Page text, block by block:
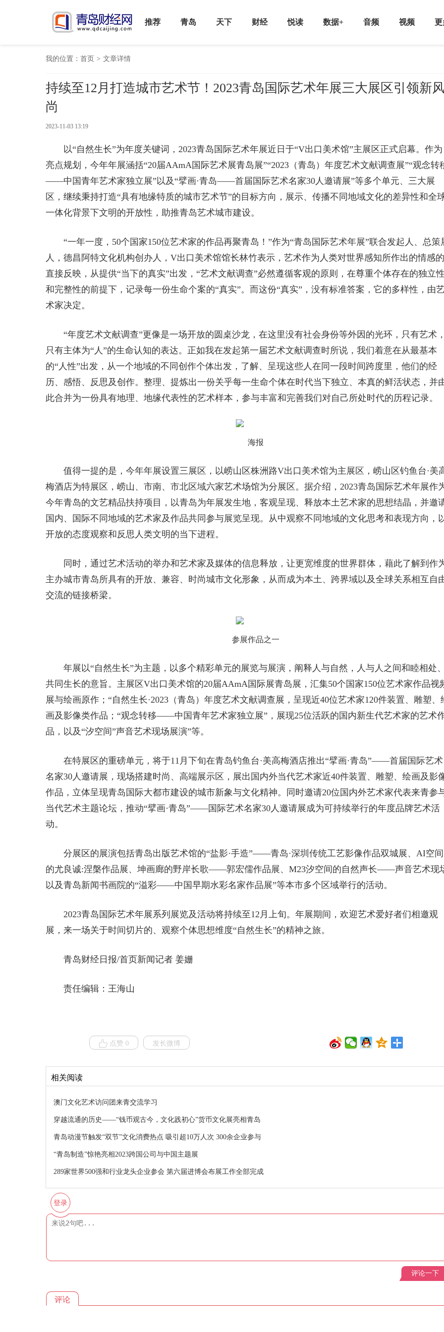
推荐 青岛 天下 财经 悦读 数据+ 音频 视频 更
我的位置： 首页 > 文章详情
持续至12月打造城市艺术节！2023青岛国际艺术年展三大展区引领新风
尚
2023-11-03 13:19
以“自然生长”为年度关键词，2023青岛国际艺术年展近日于“V出口美术馆”主展区正式启幕。作为
亮点规划，今年年展涵括“20届AAmA国际艺术展青岛展”“2023（青岛）年度艺术文献调查展”“观念转
——中国青年艺术家独立展”以及“擘画·青岛——首届国际艺术名家30人邀请展”等多个单元、三大展
区，继续秉持打造“具有地缘特质的城市艺术节”的目标方向，展示、传播不同地域文化的差异性和全
一体化背景下文明的开放性，助推青岛艺术城市建设。
“一年一度，50个国家150位艺术家的作品再聚青岛！”作为“青岛国际艺术年展”联合发起人、总策
人，德昌阿特文化机构创办人，V出口美术馆馆长林竹表示，艺术作为人类对世界感知所作出的情感的
直接反映，从提供“当下的真实”出发，“艺术文献调查”必然遵循客观的原则，在尊重个体存在的独立性
和完整性的前提下，记录每一份生命个案的“真实”。而这份“真实”，没有标准答案，它的多样性，由
术家决定。
“年度艺术文献调查”更像是一场开放的圆桌沙龙，在这里没有社会身份等外因的光环，只有艺术，
只有主体为“人”的生命认知的表达。正如我在发起第一届艺术文献调查时所说，我们着意在从最基本
的“人性”出发，从一个地域的不同创作个体出发，了解、呈现这些人在同一段时间跨度里，他们的经
历、感悟、反思及创作。整理、提炼出一份关乎每一生命个体在时代当下独立、本真的鲜活状态，并
此合并为一份具有地理、地缘代表性的艺术样本，参与丰富和完善我们对自己所处时代的历程记录。
海报
值得一提的是，今年年展设置三展区，以崂山区株洲路V出口美术馆为主展区，崂山区钓鱼台·美
梅酒店为特展区，崂山、市南、市北区域六家艺术场馆为分展区。据介绍，2023青岛国际艺术年展作
今年青岛的文艺精品扶持项目，以青岛为年展发生地，客观呈现、释放本土艺术家的思想结晶，并邀
国内、国际不同地域的艺术家及作品共同参与展览呈现。从中观察不同地域的文化思考和表现方向，
开放的态度观察和反思人类文明的当下进程。
同时，通过艺术活动的举办和艺术家及媒体的信息释放，让更宽维度的世界群体，藉此了解到作
主办城市青岛所具有的开放、兼容、时尚城市文化形象，从而成为本土、跨界域以及全球关系相互自
交流的链接桥梁。
参展作品之一
年展以“自然生长”为主题，以多个精彩单元的展览与展演，阐释人与自然，人与人之间和睦相处、
共同生长的意旨。主展区V出口美术馆的20届AAmA国际展青岛展，汇集50个国家150位艺术家作品视
展与绘画原作；“自然生长·2023（青岛）年度艺术文献调查展，呈现近40位艺术家120件装置、雕塑、
画及影像类作品；“观念转移——中国青年艺术家独立展”，展现25位活跃的国内新生代艺术家的艺术
品，以及“汐空间”声音艺术现场展演”等。
在特展区的重磅单元，将于11月下旬在青岛钓鱼台·美高梅酒店推出“擘画·青岛”——首届国际艺术
名家30人邀请展，现场搭建时尚、高端展示区，展出国内外当代艺术家近40件装置、雕塑、绘画及影
作品，立体呈现青岛国际大都市建设的城市新象与文化精神。同时邀请20位国内外艺术家代表来青参
当代艺术主题论坛，推动“擘画·青岛”——国际艺术名家30人邀请展成为可持续举行的年度品牌艺术活
动。
分展区的展演包括青岛出版艺术馆的“盐影·手造”——青岛·深圳传统工艺影像作品双城展、AI空间
的尤良诚:涅槃作品展、坤画廊的野岸长歌——郭宏儒作品展、M23汐空间的自然声长——声音艺术现
以及青岛新闻书画院的“溢彩——中国早期水彩名家作品展”等本市多个区域举行的活动。
2023青岛国际艺术年展系列展览及活动将持续至12月上旬。年展期间，欢迎艺术爱好者们相邀观
展，来一场关于时间切片的、观察个体思想维度“自然生长”的精神之旅。
青岛财经日报/首页新闻记者 姜姗
责任编辑：王海山
点赞 0 发长微博
相关阅读
澳门文化艺术访问团来青交流学习
穿越流通的历史——“钱币观古今，文化践初心”货币文化展亮相青岛
青岛动漫节触发“双节”文化消费热点 吸引超10万人次 300余企业参与
“青岛制造”惊艳亮相2023跨国公司与中国主题展
289家世界500强和行业龙头企业参会 第六届进博会布展工作全部完成
登录
评论一下
评论